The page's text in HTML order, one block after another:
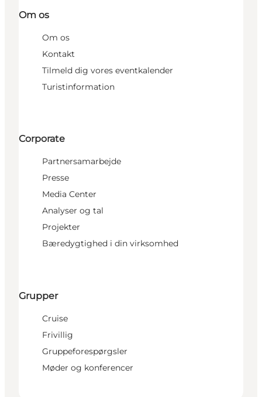
Om os
Om os
Kontakt
Tilmeld dig vores eventkalender
Turistinformation
Corporate
Partnersamarbejde
Presse
Media Center
Analyser og tal
Projekter
Bæredygtighed i din virksomhed
Grupper
Cruise
Frivillig
Gruppeforespørgsler
Møder og konferencer